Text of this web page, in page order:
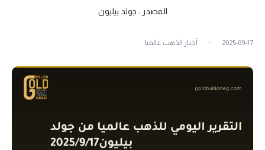
المصدر : جولد بيليون
2025-09-17 أخبار الذهب عالميا